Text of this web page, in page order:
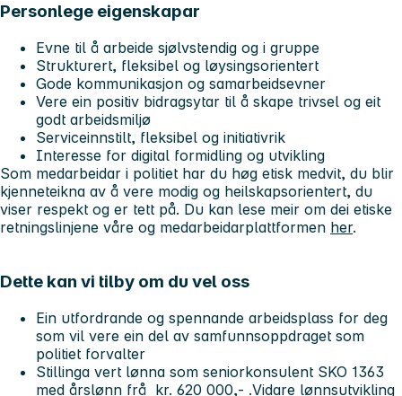
Personlege eigenskapar
Evne til å arbeide sjølvstendig og i gruppe
Strukturert, fleksibel og løysingsorientert
Gode kommunikasjon og samarbeidsevner
Vere ein positiv bidragsytar til å skape trivsel og eit
godt arbeidsmiljø
Serviceinnstilt, fleksibel og initiativrik
Interesse for digital formidling og utvikling
Som medarbeidar i politiet har du høg etisk medvit, du blir
kjenneteikna av å vere modig og heilskapsorientert, du
viser respekt og er tett på. Du kan lese meir om dei etiske
retningslinjene våre og medarbeidarplattformen her.
Dette kan vi tilby om du vel oss
Ein utfordrande og spennande arbeidsplass for deg
som vil vere ein del av samfunnsoppdraget som
politiet forvalter
Stillinga vert lønna som seniorkonsulent SKO 1363
med årslønn frå kr. 620 000,- .Vidare lønnsutvikling